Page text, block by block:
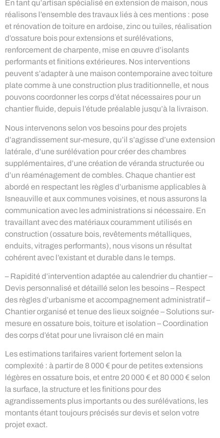
En tant qu’artisan spécialisé en extension de maison, nous
réalisons l’ensemble des travaux liés à ces mentions : pose
et rénovation de toiture en ardoise, zinc ou tuiles, réalisation
d’ossature bois pour extensions et surélévations,
renforcement de charpente, mise en œuvre d’isolants
performants et finitions extérieures. Nos interventions
peuvent s’adapter à une maison contemporaine avec toiture
plate comme à une construction plus traditionnelle, et nous
pouvons coordonner les corps d’état nécessaires pour un
chantier fluide, depuis l’étude préalable jusqu’à la livraison.
Nous intervenons selon vos besoins pour des projets
d’agrandissement sur-mesure, qu’il s’agisse d’une extension
latérale, d’une surélévation pour créer des chambres
supplémentaires, d’une création de véranda structurée ou
d’un réaménagement de combles. Chaque chantier est
abordé en respectant les règles d’urbanisme applicables à
Isneauville et aux communes voisines, et nous assurons la
communication avec les administrations si nécessaire. En
travaillant avec des matériaux couramment utilisés en
construction (ossature bois, revêtements métalliques,
enduits, vitrages performants), nous visons un résultat
cohérent avec l’existant et durable dans le temps.
– Rapidité d’intervention adaptée au calendrier du chantier –
Devis personnalisé et détaillé selon les besoins – Respect
des règles d’urbanisme et accompagnement administratif –
Chantier organisé et tenue des lieux soignée – Solutions sur-
mesure en ossature bois, toiture et isolation – Coordination
des corps d’état pour une livraison clé en main
Les estimations tarifaires varient fortement selon la
complexité : à partir de 8 000 € pour de petites extensions
légères en ossature bois, et entre 20 000 € et 80 000 € selon
la surface, la structure et les finitions pour des
agrandissements plus importants ou des surélévations, les
montants étant toujours précisés sur devis et selon votre
projet exact.